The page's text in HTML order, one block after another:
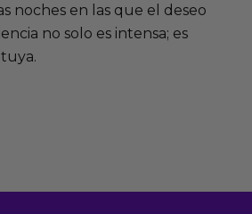
noches en las que el deseo
no solo es intensa; es